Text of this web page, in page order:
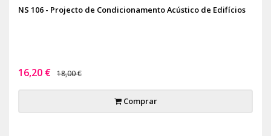
NS 106 - Projecto de Condicionamento Acústico de Edifícios
16,20 € 18,00 €
Comprar